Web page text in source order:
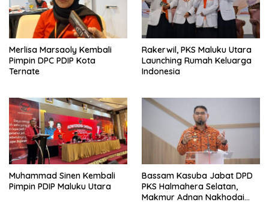
Merlisa Marsaoly Kembali
Pimpin DPC PDIP Kota
Ternate
Rakerwil, PKS Maluku Utara
Launching Rumah Keluarga
Indonesia
Muhammad Sinen Kembali
Pimpin PDIP Maluku Utara
Bassam Kasuba Jabat DPD
PKS Halmahera Selatan,
Makmur Adnan Nakhodai